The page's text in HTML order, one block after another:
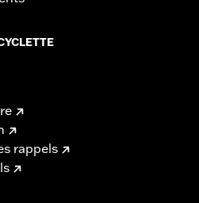
rappels